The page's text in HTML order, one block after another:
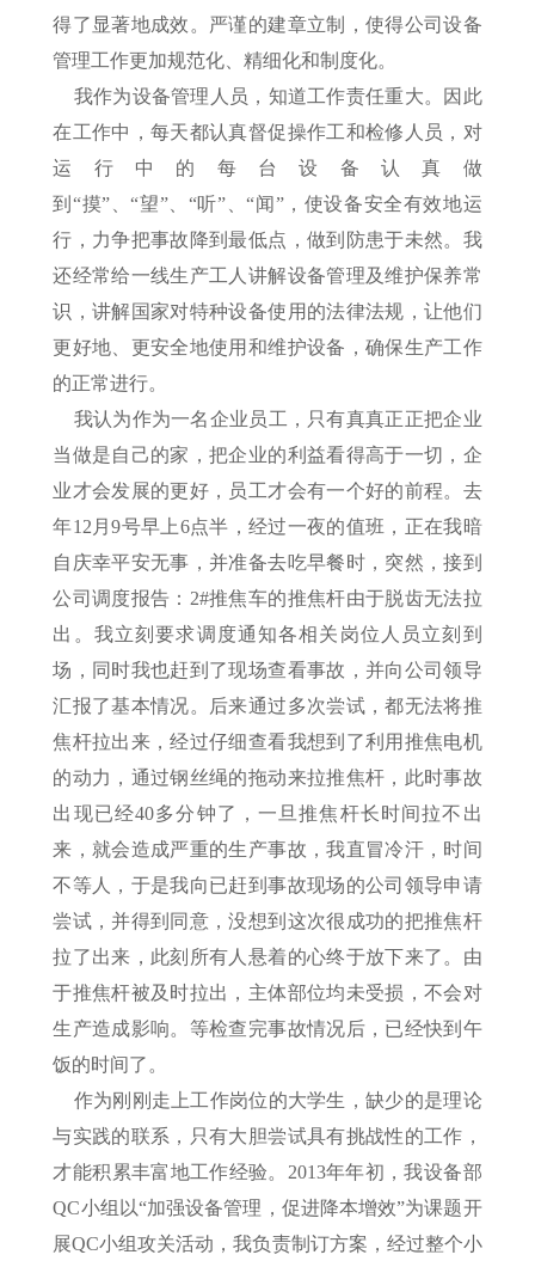
得了显著地成效。严谨的建章立制，使得公司设备
管理工作更加规范化、精细化和制度化。
我作为设备管理人员，知道工作责任重大。因此
在工作中，每天都认真督促操作工和检修人员，对
运行中的每台设备认真做
到“摸”、“望”、“听”、“闻”，使设备安全有效地运
行，力争把事故降到最低点，做到防患于未然。我
还经常给一线生产工人讲解设备管理及维护保养常
识，讲解国家对特种设备使用的法律法规，让他们
更好地、更安全地使用和维护设备，确保生产工作
的正常进行。
我认为作为一名企业员工，只有真真正正把企业
当做是自己的家，把企业的利益看得高于一切，企
业才会发展的更好，员工才会有一个好的前程。去
年12月9号早上6点半，经过一夜的值班，正在我暗
自庆幸平安无事，并准备去吃早餐时，突然，接到
公司调度报告：2#推焦车的推焦杆由于脱齿无法拉
出。我立刻要求调度通知各相关岗位人员立刻到
场，同时我也赶到了现场查看事故，并向公司领导
汇报了基本情况。后来通过多次尝试，都无法将推
焦杆拉出来，经过仔细查看我想到了利用推焦电机
的动力，通过钢丝绳的拖动来拉推焦杆，此时事故
出现已经40多分钟了，一旦推焦杆长时间拉不出
来，就会造成严重的生产事故，我直冒冷汗，时间
不等人，于是我向已赶到事故现场的公司领导申请
尝试，并得到同意，没想到这次很成功的把推焦杆
拉了出来，此刻所有人悬着的心终于放下来了。由
于推焦杆被及时拉出，主体部位均未受损，不会对
生产造成影响。等检查完事故情况后，已经快到午
饭的时间了。
作为刚刚走上工作岗位的大学生，缺少的是理论
与实践的联系，只有大胆尝试具有挑战性的工作，
才能积累丰富地工作经验。2013年年初，我设备部
QC小组以“加强设备管理，促进降本增效”为课题开
展QC小组攻关活动，我负责制订方案，经过整个小